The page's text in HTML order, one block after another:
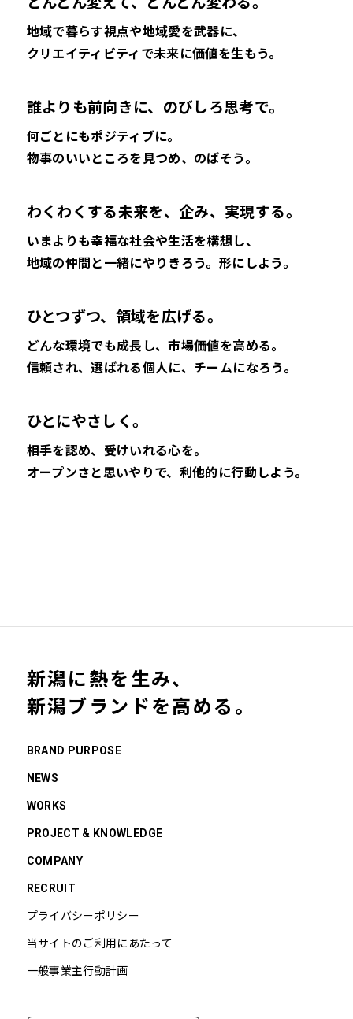
地域で暮らす視点や地域愛を武器に、
クリエイティビティで未来に価値を生もう。
誰よりも前向きに、のびしろ思考で。
何ごとにもポジティブに。
物事のいいところを見つめ、のばそう。
わくわくする未来を、企み、実現する。
いまよりも幸福な社会や生活を構想し、
地域の仲間と一緒にやりきろう。形にしよう。
ひとつずつ、領域を広げる。
どんな環境でも成長し、市場価値を高める。
信頼され、選ばれる個人に、チームになろう。
ひとにやさしく。
相手を認め、受けいれる心を。
オープンさと思いやりで、利他的に行動しよう。
新潟に熱を生み、
新潟ブランドを高める。
BRAND PURPOSE
NEWS
WORKS
PROJECT & KNOWLEDGE
COMPANY
RECRUIT
プライバシーポリシー
当サイトのご利用にあたって
一般事業主行動計画